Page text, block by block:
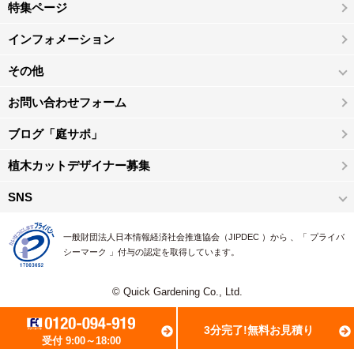
受付 9:00～18:00
3分完了!無料お見積り
特集ページ
インフォメーション
その他
お問い合わせフォーム
ブログ「庭サポ」
植木カットデザイナー募集
SNS
一般財団法人日本情報経済社会推進協会（JIPDEC ）から 、「 プライバ
シーマーク 」付与の認定を取得しています。
© Quick Gardening Co., Ltd.